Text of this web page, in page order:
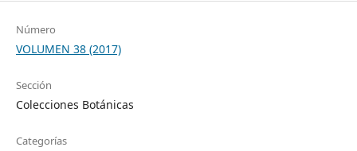
Número
VOLUMEN 38 (2017)
Sección
Colecciones Botánicas
Categorías